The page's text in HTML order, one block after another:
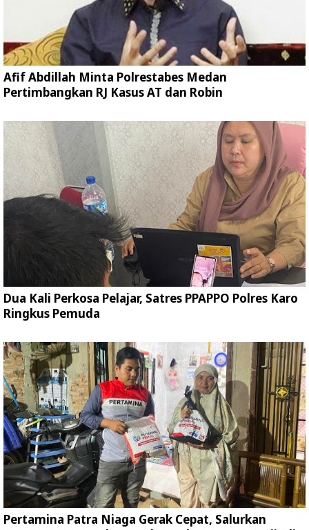
Afif Abdillah Minta Polrestabes Medan
Pertimbangkan RJ Kasus AT dan Robin
Dua Kali Perkosa Pelajar, Satres PPAPPO Polres Karo
Ringkus Pemuda
Pertamina Patra Niaga Gerak Cepat, Salurkan